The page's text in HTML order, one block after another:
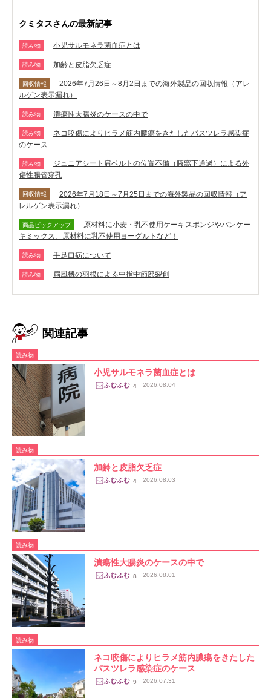
クミタスさんの最新記事
読み物 小児サルモネラ菌血症とは
読み物 加齢と皮脂欠乏症
回収情報
2026年7月26日～8月2日までの海外製品の回収情報（アレ
ルゲン表示漏れ）
読み物 潰瘍性大腸炎のケースの中で
読み物
ネコ咬傷によりヒラメ筋内膿瘍をきたしたパスツレラ感染症
のケース
読み物
ジュニアシート肩ベルトの位置不備（腋窩下通過）による外
傷性腸管穿孔
回収情報
2026年7月18日～7月25日までの海外製品の回収情報（ア
レルゲン表示漏れ）
商品ピックアップ
原材料に小麦・乳不使用ケーキスポンジやパンケー
キミックス、原材料に乳不使用ヨーグルトなど！
読み物 手足口病について
読み物 扇風機の羽根による中指中節部裂創
関連記事
読み物
小児サルモネラ菌血症とは
4 2026.08.04
読み物
加齢と皮脂欠乏症
4 2026.08.03
読み物
潰瘍性大腸炎のケースの中で
8 2026.08.01
読み物
ネコ咬傷によりヒラメ筋内膿瘍をきたした
パスツレラ感染症のケース
9 2026.07.31